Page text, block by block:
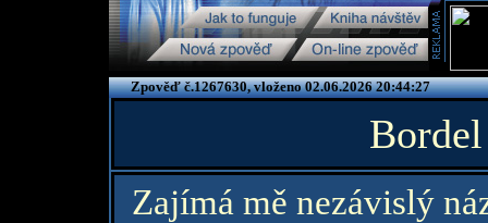
Zpověď č.1267630, vloženo 02.06.2026 20:44:27
Zajímá mě nezávislý